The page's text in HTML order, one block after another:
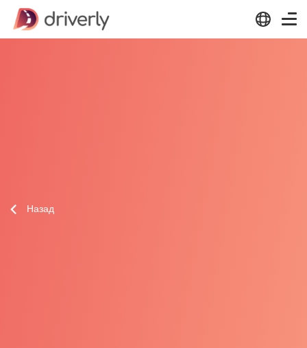
Назад